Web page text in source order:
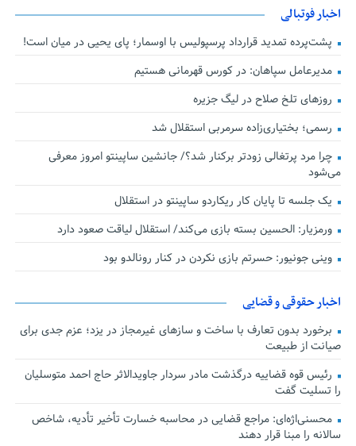
اخبار فوتبالی
پشت‌پرده تمدید قرارداد پرسپولیس با اوسمار؛ پای یحیی در میان است!
مدیرعامل سپاهان: در کورس قهرمانی هستیم
روزهای تلخ صلاح در لیگ جزیره
رسمی؛ بختیاری‌زاده سرمربی استقلال شد
چرا مرد پرتغالی زودتر برکنار شد؟/ جانشین ساپینتو امروز معرفی
می‌شود
یک جلسه تا پایان کار ریکاردو ساپینتو در استقلال
ورمزیار: الحسین بسته بازی می‌کند/ استقلال لیاقت صعود دارد
وینی جونیور: حسرتم بازی نکردن در کنار رونالدو بود
اخبار حقوقی و قضایی
برخورد بدون تعارف با ساخت‌ و سازهای غیرمجاز در یزد؛ عزم جدی برای
صیانت از طبیعت
رئیس قوه قضاییه درگذشت مادر سردار جاویدالاثر حاج احمد متوسلیان
را تسلیت گفت
محسنی‌اژه‌ای: مراجع قضایی در محاسبه خسارت تأخیر تأدیه، شاخص
سالانه را مبنا قرار دهند